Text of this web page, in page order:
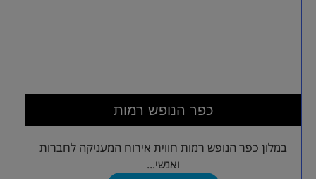
כפר הנופש רמות
במלון כפר הנופש רמות חווית אירוח המעניקה לחברות
ואנשי...